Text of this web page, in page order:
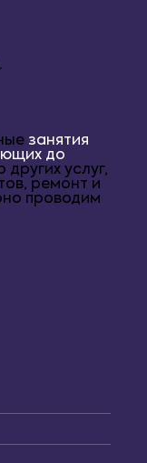
занятия
до
услуг,
ремонт и
проводим